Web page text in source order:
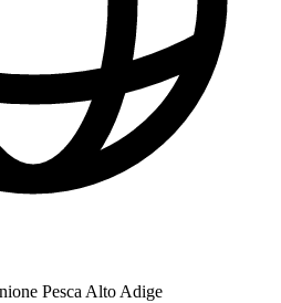
Pesca Alto Adige